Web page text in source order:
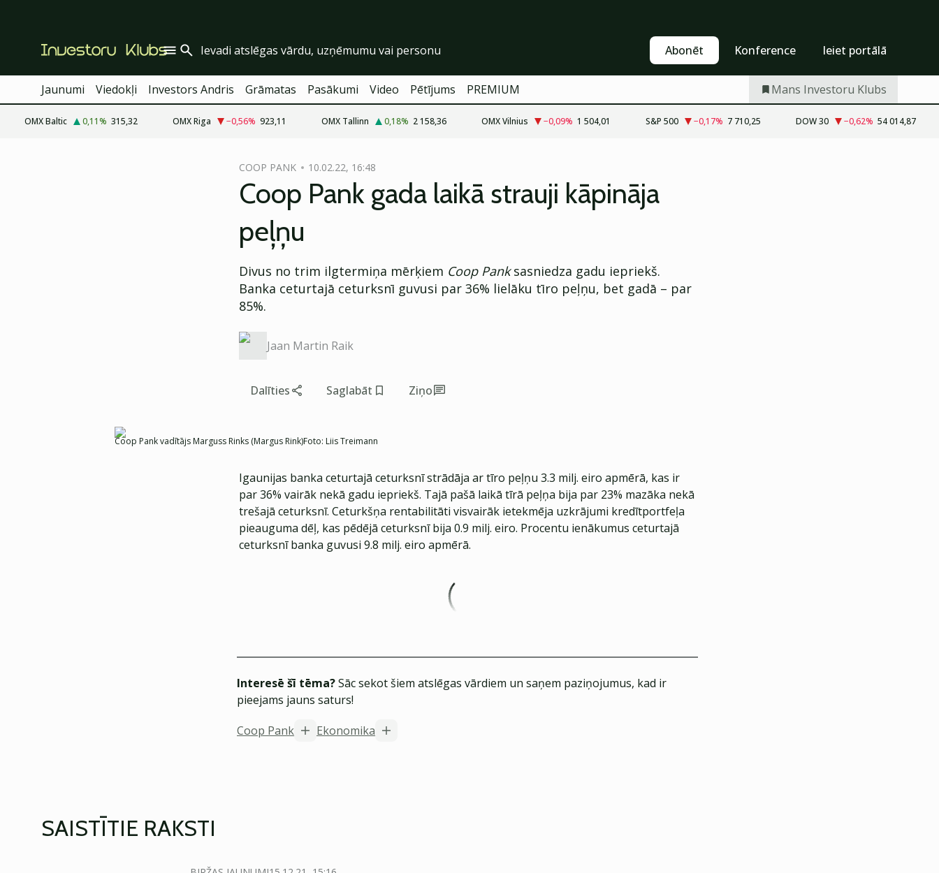
Abonēt Konference Ieiet portālā
Jaunumi Viedokļi Investors Andris Grāmatas Pasākumi Video Pētījums PREMIUM Mans Investoru Klubs
OMX Baltic 0,11% 315,32 OMX Riga −0,56% 923,11 OMX Tallinn 0,18% 2 158,36 OMX Vilnius −0,09% 1 504,01 S&P 500 −0,17% 7 710,25 DOW 30 −0,62% 54 014,87
COOP PANK 10.02.22, 16:48
Coop Pank gada laikā strauji kāpināja
peļņu
Divus no trim ilgtermiņa mērķiem Coop Panksasniedza gadu iepriekš.
Banka ceturtajā ceturksnī guvusi par 36% lielāku tīro peļņu, bet gadā – par
85%.
Jaan Martin Raik
Dalīties Saglabāt Ziņo
Coop Pank vadītājs Marguss Rinks (Margus Rink)Foto: Liis Treimann
Igaunijas banka ceturtajā ceturksnī strādāja ar tīro peļņu 3.3 milj. eiro apmērā, kas ir
par 36% vairāk nekā gadu iepriekš. Tajā pašā laikā tīrā peļņa bija par 23% mazāka nekā
trešajā ceturksnī. Ceturkšņa rentabilitāti visvairāk ietekmēja uzkrājumi kredītportfeļa
pieauguma dēļ, kas pēdējā ceturksnī bija 0.9 milj. eiro. Procentu ienākumus ceturtajā
ceturksnī banka guvusi 9.8 milj. eiro apmērā.
Interesē šī tēma?Sāc sekot šiem atslēgas vārdiem un saņem paziņojumus, kad ir
pieejams jauns saturs!
Coop Pank
Ekonomika
SAISTĪTIE RAKSTI